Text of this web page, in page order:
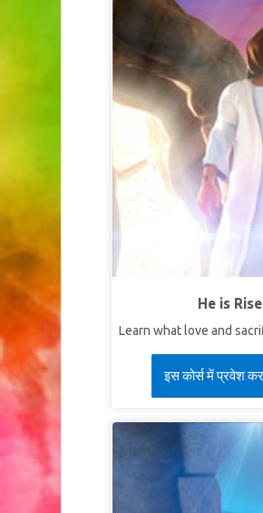
He is
Learn what love and
इस कोर्स में प्रवेश